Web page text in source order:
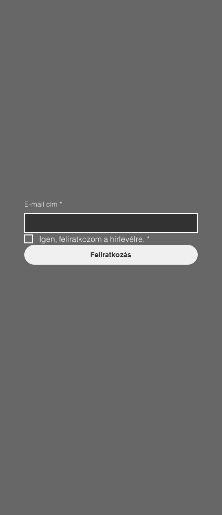
E-mail cím *
Igen, feliratkozom a hírlevélre. *
Feliratkozás